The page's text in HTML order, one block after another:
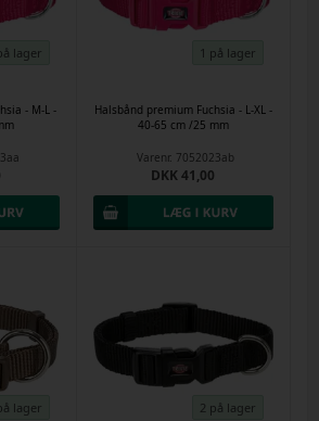
lager
- M-L -
1 på lager
Halsbånd premium Fuchsia - L-XL -
40-65 cm /25 mm
Varenr. 7052023ab
DKK 41,00
lager 2 på lager